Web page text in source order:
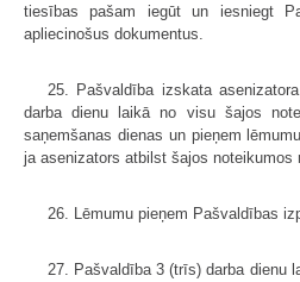
tiesības pašam iegūt un iesniegt
apliecinošus dokumentus.
25. Pašvaldība izskata
darba dienu laikā no visu šajos
saņemšanas dienas un pieņem
ja asenizators atbilst šajos noteikumos
26. Lēmumu pieņem Pašvaldības
27. Pašvaldība 3 (trīs) darba dienu